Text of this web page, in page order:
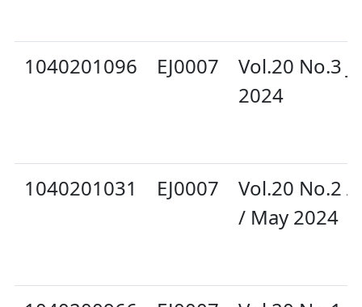
1040201096 EJ0007
Vol.20 No.3
2024
1040201031 EJ0007
Vol.20 No.2
/ May 2024